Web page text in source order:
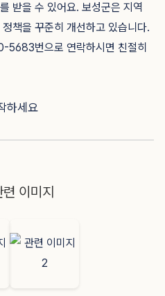
받을 수 있어요. 보성군은 지역
책을 꾸준히 개선하고 있습니다.
5683번으로 연락하시면 친절히
하세요
이미지